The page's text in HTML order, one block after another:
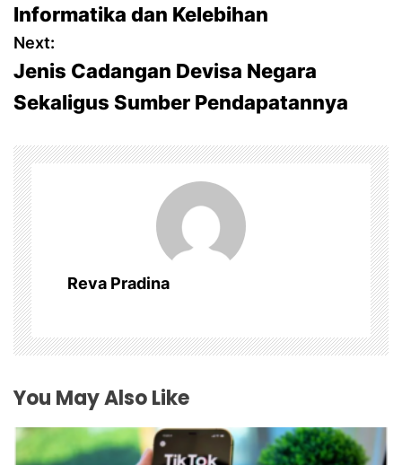
s
t
n
a
v
i
g
a
t
i
o
Informatika dan Kelebihan
Next:
Jenis Cadangan Devisa Negara
Sekaligus Sumber Pendapatannya
Reva Pradina
You May Also Like